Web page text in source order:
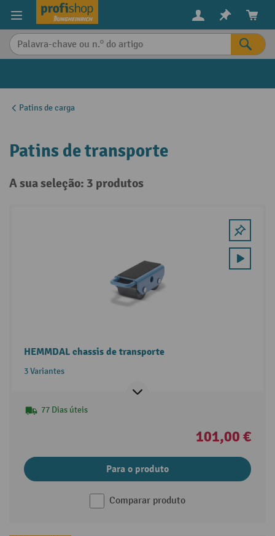
principal
Patins de carga
Patins de transporte
A sua seleção: 3 produtos
HEMMDAL chassis de transporte
3 Variantes
77 Dias úteis
101,00 €
Para o produto
Comparar produto